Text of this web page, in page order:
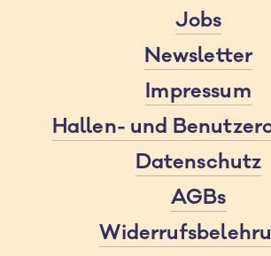
Jobs
Newsletter
Impressum
Hallen- und
Datenschutz
AGBs